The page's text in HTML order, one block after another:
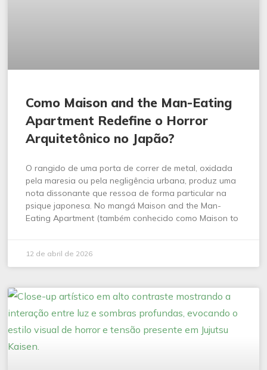
Como Maison and the Man-Eating
Apartment Redefine o Horror
Arquitetônico no Japão?
O rangido de uma porta de correr de metal, oxidada
pela maresia ou pela negligência urbana, produz uma
nota dissonante que ressoa de forma particular na
psique japonesa. No mangá Maison and the Man-
Eating Apartment (também conhecido como Maison to
12 de abril de 2026